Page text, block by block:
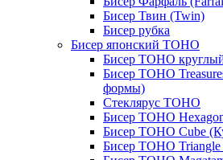
Бисер Твин (Twin)
Бисер рубка
Бисер японский TOHO
Бисер TOHO
Бисер TOHO
формы)
Стеклярус TOHO
Бисер TOHO
Бисер TOHO Cube
Бисер TOHO